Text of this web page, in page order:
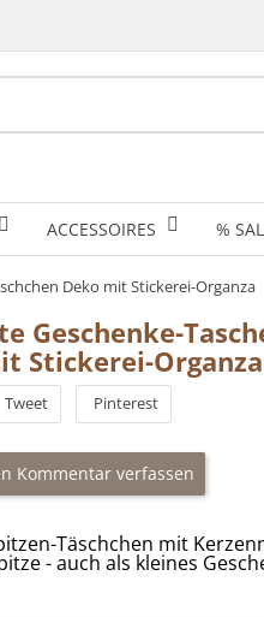
ACCESSOIRES %
Deko mit Stickerei-Organza
Geschenke-
Stickerei-Organza
Tweet Pinterest
Kommentar verfassen
Täschchen mit
- auch als kleines